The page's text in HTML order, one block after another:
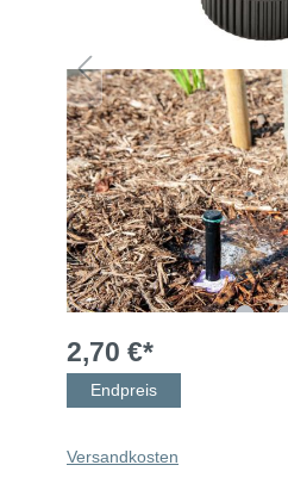
2,70 €*
Endpreis
Versandkosten